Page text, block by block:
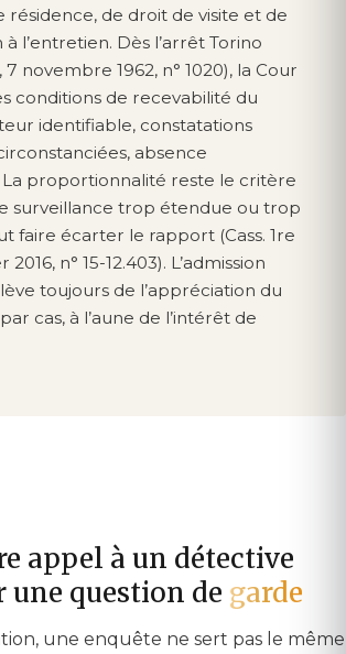
résidence, de droit de visite et de
l’entretien. Dès l’arrêt Torino
7 novembre 1962, n° 1020), la Cour
conditions de recevabilité du
identifiable, constatations
absence
La proportionnalité reste le critère
surveillance trop étendue ou trop
faire écarter le rapport (Cass. 1re
2016, n° 15-12.403). L’admission
toujours de l’appréciation du
cas, à l’aune de l’intérêt de
appel à un détective
une question de garde
une enquête ne sert pas le même